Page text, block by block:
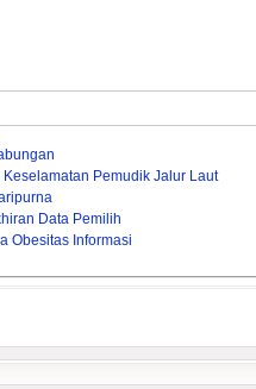
Pemudik Jalur Laut
Data Pemilih
Obesitas Informasi